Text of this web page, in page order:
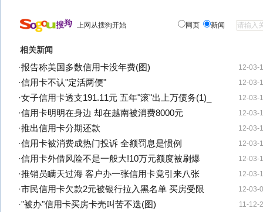
上网从搜狗开始 网页 新闻
相关新闻
12-03-
·报告称美国多数信用卡没年费(图)
12-03-
·信用卡不认"定活两便"
12-03-
·女子信用卡透支191.11元 五年"滚"出上万债务(1)_
12-03-
·信用卡明明在身边 却在越南被消费8000元
12-03-
·推出信用卡分期还款
12-03-
·信用卡被消费成热门投诉 全额罚息是惯例
12-03-
·信用卡外借风险不是一般大!10万元额度被刷爆
12-03-
·推销员瞒天过海 客户办一张信用卡竟引来八张
12-03-
·市民信用卡欠款2元被银行拉入黑名单 买房受限
11-12-
·"被办"信用卡买房卡壳叫苦不迭(图)